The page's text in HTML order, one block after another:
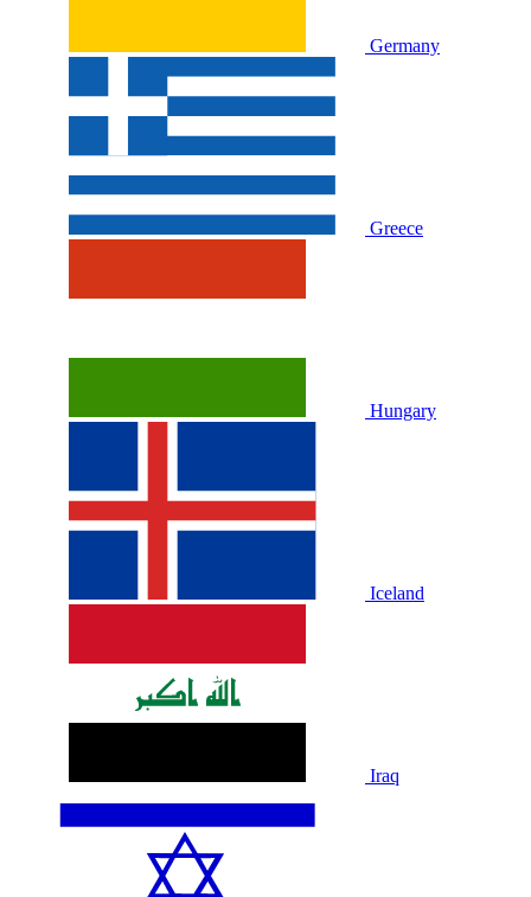
Germany
Greece
Hungary
Iceland
Iraq